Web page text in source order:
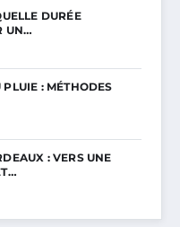
DURÉE
UN…
: MÉTHODES
: VERS UNE